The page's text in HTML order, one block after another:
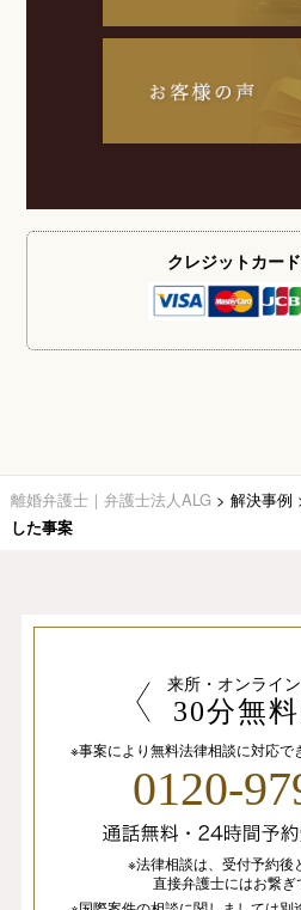
クレジットカード
離婚弁護士｜弁護士法人ALG > 解決事例
した事案
来所・オンライ
30分無
※事案により無料法律相談に対応で
0120-
※法律相談は、 受付予約後
直接弁護士にはお繋ぎ